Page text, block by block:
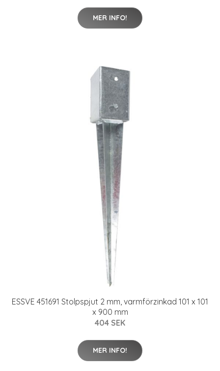
MER INFO!
ESSVE 451691 Stolpspjut 2 mm, varmförzinkad 101 x 101
x 900 mm
404 SEK
MER INFO!